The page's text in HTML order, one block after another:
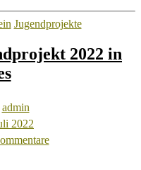
Jugendprojekte
2022 in
admin
2022
zu
Eindrücke